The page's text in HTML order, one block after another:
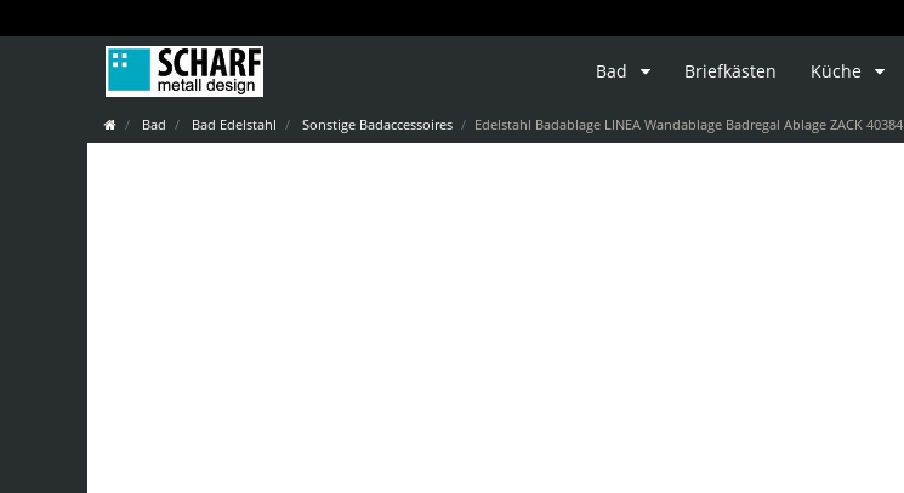
Bad Briefkästen Küche
Bad Bad Edelstahl Sonstige Badaccessoires Edelstahl Badablage LINEA Wandablage Badregal Ablage ZACK 40384